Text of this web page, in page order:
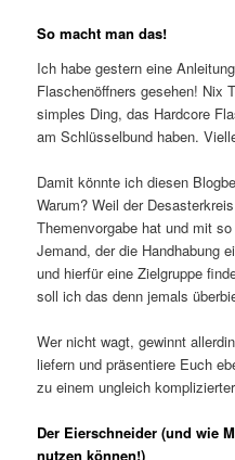
So macht man das!
Ich habe gestern eine
Flaschenöffners gesehen! Nix
simples Ding, das Hardcore
am Schlüsselbund haben.
Damit könnte ich diesen
Warum? Weil der
Themenvorgabe hat und mit
Jemand, der die Handhabung
und hierfür eine Zielgruppe
soll ich das denn jemals
Wer nicht wagt, gewinnt
liefern und präsentiere Euch
zu einem ungleich
Der Eierschneider (und wie
nutzen können!)